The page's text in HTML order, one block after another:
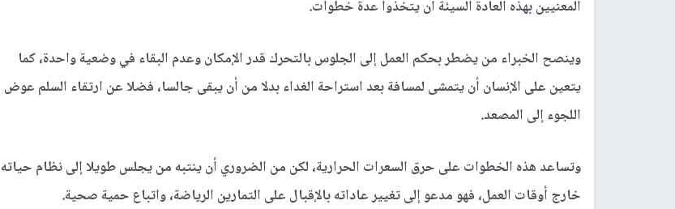
المعنيين بهذه العادة السيئة أن يتخذوا عدة خطوات.
وينصح الخبراء من يضطر بحكم العمل إلى الجلوس بالتحرك قدر الإمكان وعدم البقاء في وضعية واحدة، كما
يتعين على الإنسان أن يتمشى لمسافة بعد استراحة الغداء بدلا من أن يبقى جالسا، فضلا عن ارتقاء السلم عوض
اللجوء إلى المصعد.
وتساعد هذه الخطوات على حرق السعرات الحرارية، لكن من الضروري أن ينتبه من يجلس طويلا إلى نظام حياته
خارج أوقات العمل، فهو مدعو إلى تغيير عاداته بالإقبال على التمارين الرياضة، واتباع حمية صحية.